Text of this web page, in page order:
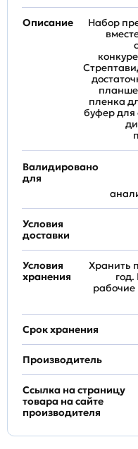
Описание
Набор
пленка
буфер
Валидировано
для
Условия
доставки
Условия
хранения
Хранить
рабочие
Срок хранения
Производитель
Ссылка на страницу
товара на сайте
производителя